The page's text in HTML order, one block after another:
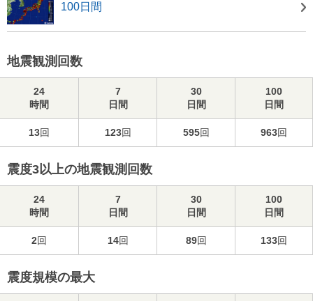
100日間
地震観測回数
24
時間
7
日間
30
日間
100
日間
13回 123回 595回 963回
震度3以上の地震観測回数
24
時間
7
日間
30
日間
100
日間
2回 14回 89回 133回
震度規模の最大